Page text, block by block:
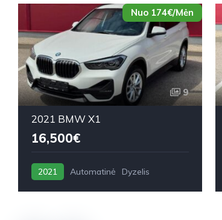
Nuo 174€/Mėn
9
2021 BMW X1
16,500€
2021 Automatinė Dyzelis